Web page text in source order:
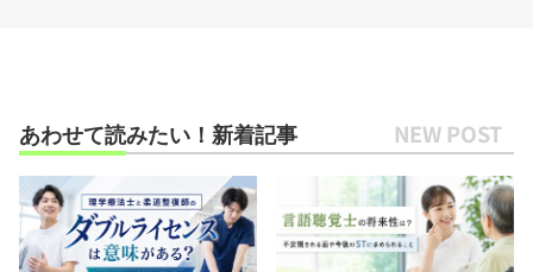
あわせて読みたい！新着記事